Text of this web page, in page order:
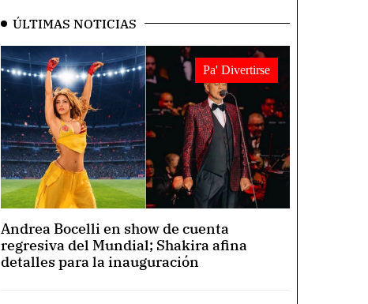
ÚLTIMAS NOTICIAS
Pa' Divertirse
Andrea Bocelli en show de cuenta
regresiva del Mundial; Shakira afina
detalles para la inauguración